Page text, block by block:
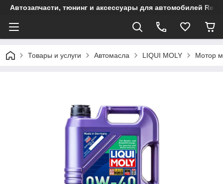
Автозапчасти, тюнинг и аксессуары для автомобилей
Товары и услуги Автомасла LIQUI MOLY Мотор